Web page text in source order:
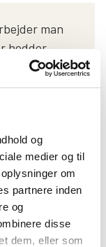
og
medier og til
om
partnere inden
og
disse
dem, eller som
man
hedder
Det bruges
nyeste
danske
Med den
at de
og